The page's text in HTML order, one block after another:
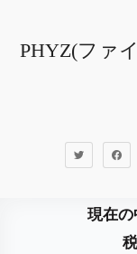
PHYZ(ファ
現在の